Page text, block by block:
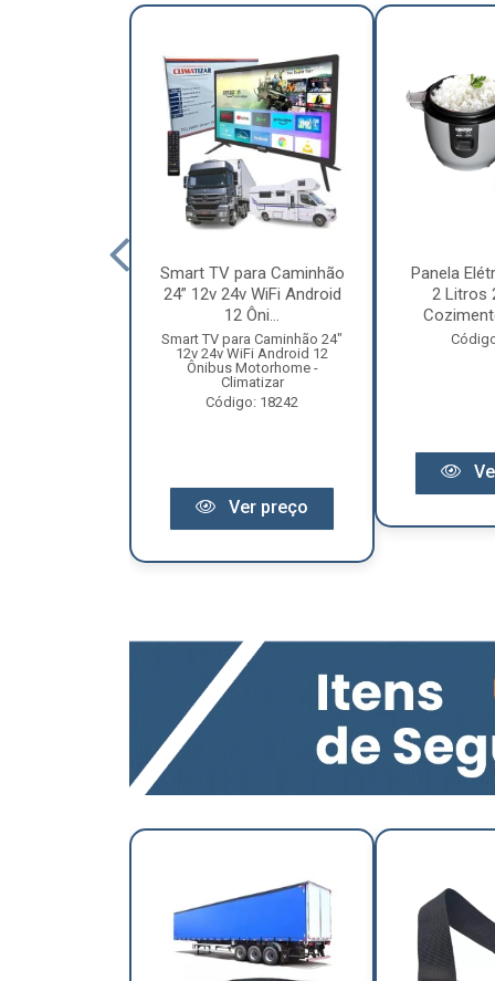
Smart TV para Caminhão
24” 12v 24v WiFi Android
12 Ôni...
Smart TV para Caminhão 24"
12v 24v WiFi Android 12
Ônibus Motorhome -
Climatizar
Código: 18242
Ver preço
Panela
2 Litros